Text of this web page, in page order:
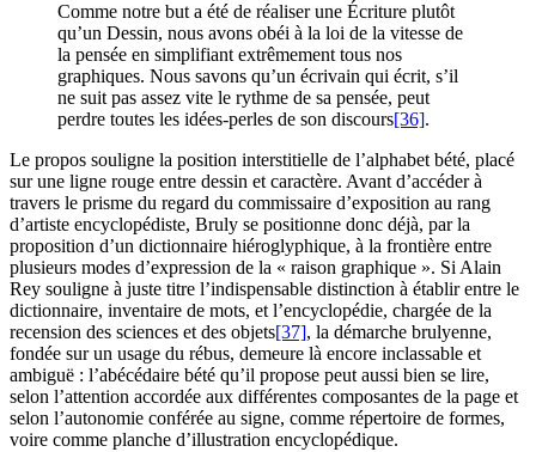
Comme notre but a été de réaliser une Écriture plutôt
qu’un Dessin, nous avons obéi à la loi de la vitesse de
la pensée en simplifiant extrêmement tous nos
graphiques. Nous savons qu’un écrivain qui écrit, s’il
ne suit pas assez vite le rythme de sa pensée, peut
perdre toutes les idées-perles de son discours[36].
Le propos souligne la position interstitielle de l’alphabet bété, placé
sur une ligne rouge entre dessin et caractère. Avant d’accéder à
travers le prisme du regard du commissaire d’exposition au rang
d’artiste encyclopédiste, Bruly se positionne donc déjà, par la
proposition d’un dictionnaire hiéroglyphique, à la frontière entre
plusieurs modes d’expression de la « raison graphique ». Si Alain
Rey souligne à juste titre l’indispensable distinction à établir entre le
dictionnaire, inventaire de mots, et l’encyclopédie, chargée de la
recension des sciences et des objets[37], la démarche brulyenne,
fondée sur un usage du rébus, demeure là encore inclassable et
ambiguë : l’abécédaire bété qu’il propose peut aussi bien se lire,
selon l’attention accordée aux différentes composantes de la page et
selon l’autonomie conférée au signe, comme répertoire de formes,
voire comme planche d’illustration encyclopédique.